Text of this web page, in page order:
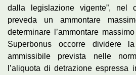
dalla legislazione vigente”,
preveda un ammontare
determinare l’ammontare
Superbonus occorre dividere
ammissibile prevista nelle
l’aliquota di detrazione espressa